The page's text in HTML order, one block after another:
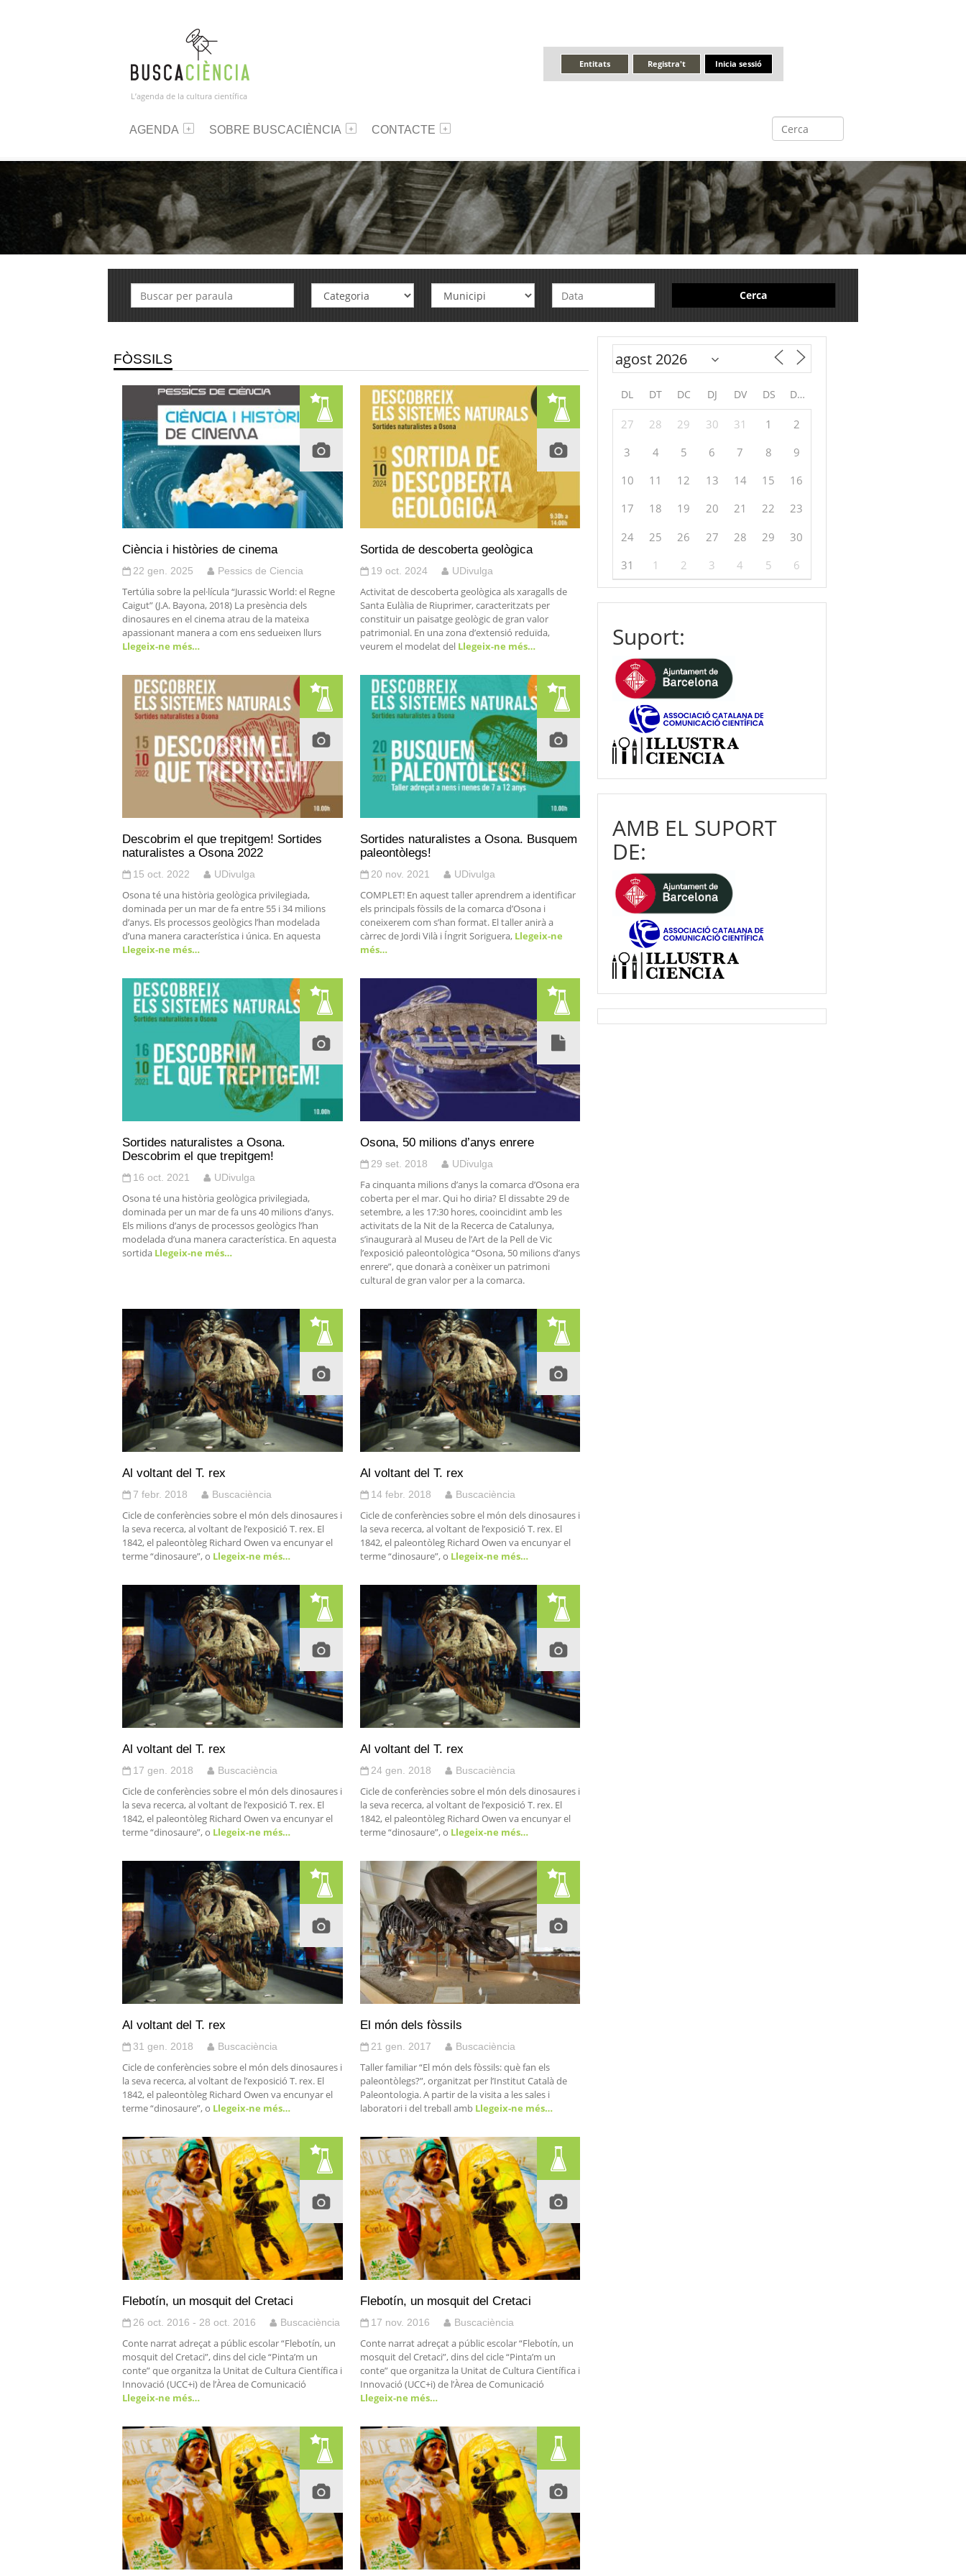
L’agenda de la cultura científica
Inicia sessió
Registra't
Entitats
AGENDA SOBRE BUSCACIÈNCIA CONTACTE
Cerca
FÒSSILS
Ciència i històries de cinema
22 gen. 2025 Pessics de Ciencia
Tertúlia sobre la pel·lícula “Jurassic World: el Regne
Caigut” (J.A. Bayona, 2018) La presència dels
dinosaures en el cinema atrau de la mateixa
apassionant manera a com ens sedueixen llurs
Llegeix-ne més…
Sortida de descoberta geològica
19 oct. 2024 UDivulga
Activitat de descoberta geològica als xaragalls de
Santa Eulàlia de Riuprimer, caracteritzats per
constituir un paisatge geològic de gran valor
patrimonial. En una zona d’extensió reduïda,
veurem el modelat delLlegeix-ne més…
Descobrim el que trepitgem! Sortides
naturalistes a Osona 2022
15 oct. 2022 UDivulga
Osona té una història geològica privilegiada,
dominada per un mar de fa entre 55 i 34 milions
d’anys. Els processos geològics l’han modelada
d’una manera característica i única. En aquesta
Llegeix-ne més…
Sortides naturalistes a Osona. Busquem
paleontòlegs!
20 nov. 2021 UDivulga
COMPLET! En aquest taller aprendrem a identificar
els principals fòssils de la comarca d’Osona i
coneixerem com s’han format. El taller anirà a
càrrec de Jordi Vilà i Íngrit Soriguera,Llegeix-ne
més…
Sortides naturalistes a Osona.
Descobrim el que trepitgem!
16 oct. 2021 UDivulga
Osona té una història geològica privilegiada,
dominada per un mar de fa uns 40 milions d’anys.
Els milions d’anys de processos geològics l’han
modelada d’una manera característica. En aquesta
sortida Llegeix-ne més…
Osona, 50 milions d’anys enrere
29 set. 2018 UDivulga
Fa cinquanta milions d’anys la comarca d’Osona era
coberta per el mar. Qui ho diria? El dissabte 29 de
setembre, a les 17:30 hores, cooincidint amb les
activitats de la Nit de la Recerca de Catalunya,
s’inaugurarà al Museu de l’Art de la Pell de Vic
l’exposició paleontològica “Osona, 50 milions d’anys
enrere”, que donarà a conèixer un patrimoni
cultural de gran valor per a la comarca.
Al voltant del T. rex
7 febr. 2018 Buscaciència
Cicle de conferències sobre el món dels dinosaures i
la seva recerca, al voltant de l’exposició T. rex. El
1842, el paleontòleg Richard Owen va encunyar el
terme “dinosaure”, o Llegeix-ne més…
Al voltant del T. rex
14 febr. 2018 Buscaciència
Cicle de conferències sobre el món dels dinosaures i
la seva recerca, al voltant de l’exposició T. rex. El
1842, el paleontòleg Richard Owen va encunyar el
terme “dinosaure”, o Llegeix-ne més…
Al voltant del T. rex
17 gen. 2018 Buscaciència
Cicle de conferències sobre el món dels dinosaures i
la seva recerca, al voltant de l’exposició T. rex. El
1842, el paleontòleg Richard Owen va encunyar el
terme “dinosaure”, o Llegeix-ne més…
Al voltant del T. rex
24 gen. 2018 Buscaciència
Cicle de conferències sobre el món dels dinosaures i
la seva recerca, al voltant de l’exposició T. rex. El
1842, el paleontòleg Richard Owen va encunyar el
terme “dinosaure”, o Llegeix-ne més…
Al voltant del T. rex
31 gen. 2018 Buscaciència
Cicle de conferències sobre el món dels dinosaures i
la seva recerca, al voltant de l’exposició T. rex. El
1842, el paleontòleg Richard Owen va encunyar el
terme “dinosaure”, o Llegeix-ne més…
El món dels fòssils
21 gen. 2017 Buscaciència
Taller familiar “El món dels fòssils: què fan els
paleontòlegs?”, organitzat per l’Institut Català de
Paleontologia. A partir de la visita a les sales i
laboratori i del treball ambLlegeix-ne més…
Flebotín, un mosquit del Cretaci
26 oct. 2016 - 28 oct. 2016 Buscaciència
Conte narrat adreçat a públic escolar “Flebotín, un
mosquit del Cretaci”, dins del cicle “Pinta’m un
conte” que organitza la Unitat de Cultura Científica i
Innovació (UCC+i) de l’Àrea de Comunicació
Llegeix-ne més…
Flebotín, un mosquit del Cretaci
17 nov. 2016 Buscaciència
Conte narrat adreçat a públic escolar “Flebotín, un
mosquit del Cretaci”, dins del cicle “Pinta’m un
conte” que organitza la Unitat de Cultura Científica i
Innovació (UCC+i) de l’Àrea de Comunicació
Llegeix-ne més…
DL DT DC DJ DV DS DG
27 28 29 30 31 1
2
3
4 5 6 7 8
9
10
11 12 13 14 15
16
17
18 19 20 21 22
23
24
25 26 27 28 29
30
31
1 2 3 4 5 6
Suport:
AMB EL SUPORT
DE: